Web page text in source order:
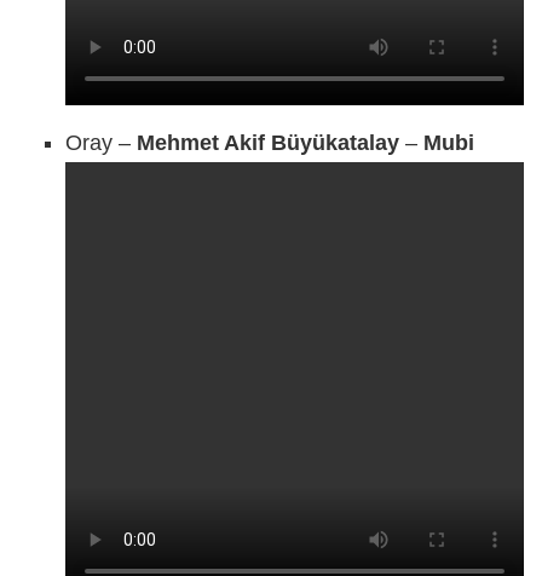
Oray – Mehmet Akif Büyükatalay– Mubi